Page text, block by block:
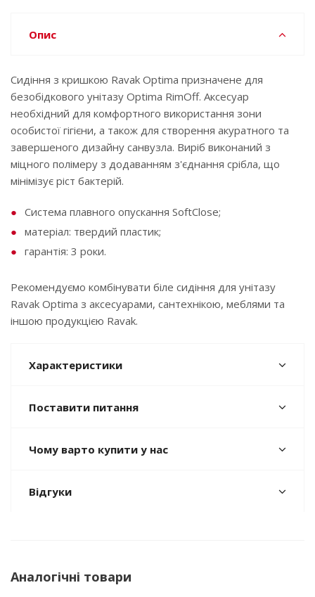
Опис
Сидіння з кришкою Ravak Optima призначене для
безобідкового унітазу Optima RimOff. Аксесуар
необхідний для комфортного використання зони
особистої гігієни, а також для створення акуратного та
завершеного дизайну санвузла. Виріб виконаний з
міцного полімеру з додаванням з'єднання срібла, що
мінімізує ріст бактерій.
Система плавного опускання SoftClose;
матеріал: твердий пластик;
гарантія: 3 роки.
Рекомендуємо комбінувати біле сидіння для унітазу
Ravak Optima з аксесуарами, сантехнікою, меблями та
іншою продукцією Ravak.
Характеристики
Поставити питання
Чому варто купити у нас
Відгуки
Аналогічні товари